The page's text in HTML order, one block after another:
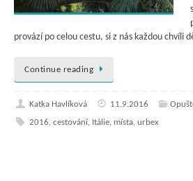
provází po celou cestu, si z nás každou chvíli
Continue reading
Katka Havlíková 11.9.2016
2016, cestování, Itálie, místa, urbex